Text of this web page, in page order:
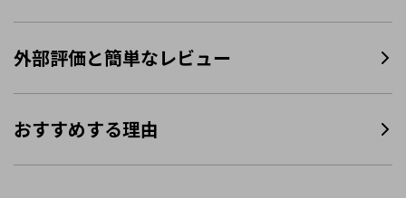
外部評価と簡単なレビュー
おすすめする理由